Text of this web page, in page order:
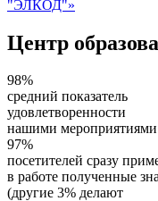
"ЭЛКОД"»
Центр
98%
средний показатель
удовлетворенности
нашими мероприятиями
97%
посетителей сразу
в работе полученные
(другие 3% делают